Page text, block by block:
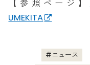
【参照ページ】
UMEKITA
ニュース